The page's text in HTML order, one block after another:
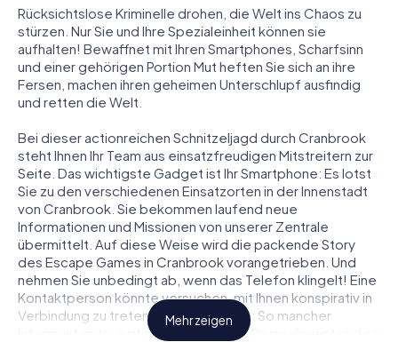
Rücksichtslose Kriminelle drohen, die Welt ins Chaos zu
stürzen. Nur Sie und Ihre Spezialeinheit können sie
aufhalten! Bewaffnet mit Ihren Smartphones, Scharfsinn
und einer gehörigen Portion Mut heften Sie sich an ihre
Fersen, machen ihren geheimen Unterschlupf ausfindig
und retten die Welt.
Bei dieser actionreichen Schnitzeljagd durch Cranbrook
steht Ihnen Ihr Team aus einsatzfreudigen Mitstreitern zur
Seite. Das wichtigste Gadget ist Ihr Smartphone: Es lotst
Sie zu den verschiedenen Einsatzorten in der Innenstadt
von Cranbrook. Sie bekommen laufend neue
Informationen und Missionen von unserer Zentrale
übermittelt. Auf diese Weise wird die packende Story
des Escape Games in Cranbrook vorangetrieben. Und
nehmen Sie unbedingt ab, wenn das Telefon klingelt! Eine
Kontaktperson könnte versuchen, mit Ihnen konspirativ in
Verbindung zu treten … Doch Vorsicht: So mancher
Informant entpuppt sich als dubioser Doppelagent und so
Mehr zeigen